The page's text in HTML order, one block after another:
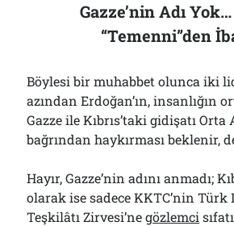
Gazze’nin Adı
“Temenni”den
Böylesi bir muhabbet olunca iki
azından Erdoğan’ın, insanlığın
Gazze ile Kıbrıs’taki gidişatı Orta
bağrından haykırması beklenir,
Hayır, Gazze’nin adını anmadı;
olarak ise sadece KKTC’nin Türk
Teşkilâtı Zirvesi’negözlemci